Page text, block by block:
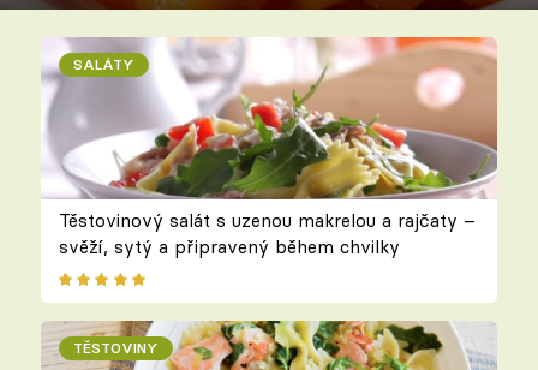
SALÁTY
Těstovinový salát s uzenou makrelou a rajčaty –
svěží, sytý a připravený během chvilky
TĚSTOVINY